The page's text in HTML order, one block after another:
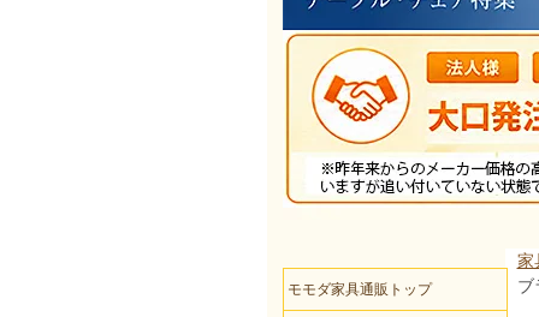
家
ブ
モモダ家具通販トップ